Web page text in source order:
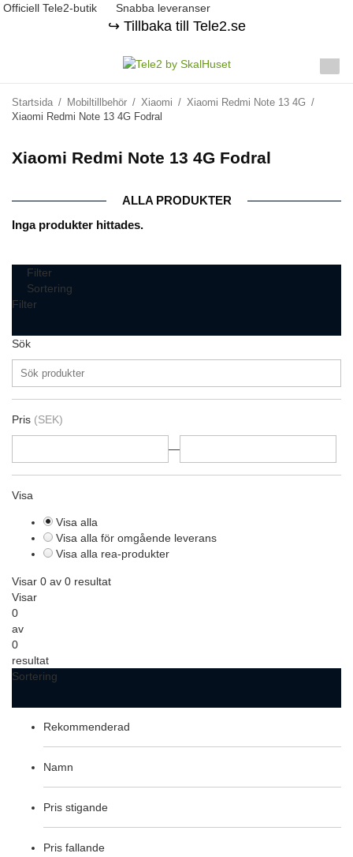
Officiell Tele2-butik Snabba leveranser
↪️ Tillbaka till Tele2.se
Startsida / Mobiltillbehör / Xiaomi / Xiaomi Redmi Note 13 4G /
Xiaomi Redmi Note 13 4G Fodral
Xiaomi Redmi Note 13 4G Fodral
ALLA PRODUKTER
Inga produkter hittades.
Filter
Sortering
Filter
Sök
Pris (SEK)
—
Visa
Visa alla
Visa alla för omgående leverans
Visa alla rea-produkter
Visar 0 av 0 resultat
Visar
0
av
0
resultat
Sortering
Rekommenderad
Namn
Pris stigande
Pris fallande